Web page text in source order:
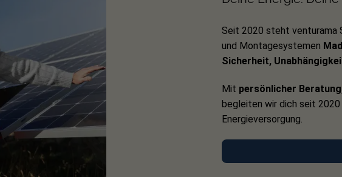
Seit 2020 steht venturama
und Montagesystemen
Sicherheit,
Mit persönlicher
begleiten wir dich seit 2020
Energieversorgung.